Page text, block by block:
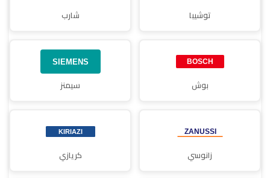
توشيبا شارب
بوش سيمنز
زانوسي كريازي